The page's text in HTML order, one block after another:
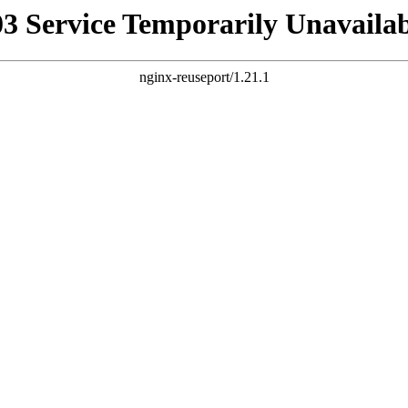
Service Temporarily
nginx-reuseport/1.21.1